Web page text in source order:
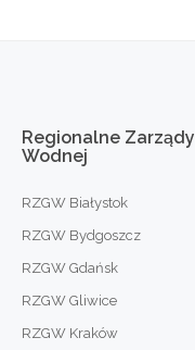
Regionalne Zarządy
Wodnej
RZGW Białystok
RZGW Bydgoszcz
RZGW Gdańsk
RZGW Gliwice
RZGW Kraków